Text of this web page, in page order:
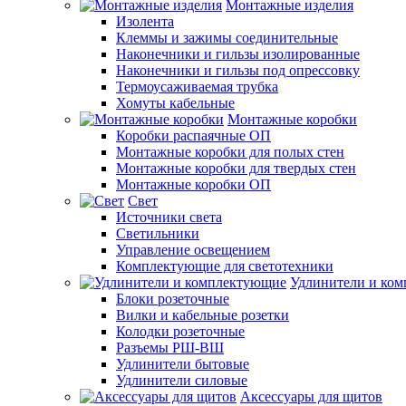
Монтажные изделия
Изолента
Клеммы и зажимы соединительные
Наконечники и гильзы изолированные
Наконечники и гильзы под опрессовку
Термоусаживаемая трубка
Хомуты кабельные
Монтажные коробки
Коробки распаячные ОП
Монтажные коробки для полых стен
Монтажные коробки для твердых стен
Монтажные коробки ОП
Свет
Источники света
Светильники
Управление освещением
Комплектующие для светотехники
Удлинители и
Блоки розеточные
Вилки и кабельные розетки
Колодки розеточные
Разъемы РШ-ВШ
Удлинители бытовые
Удлинители силовые
Аксессуары для щитов